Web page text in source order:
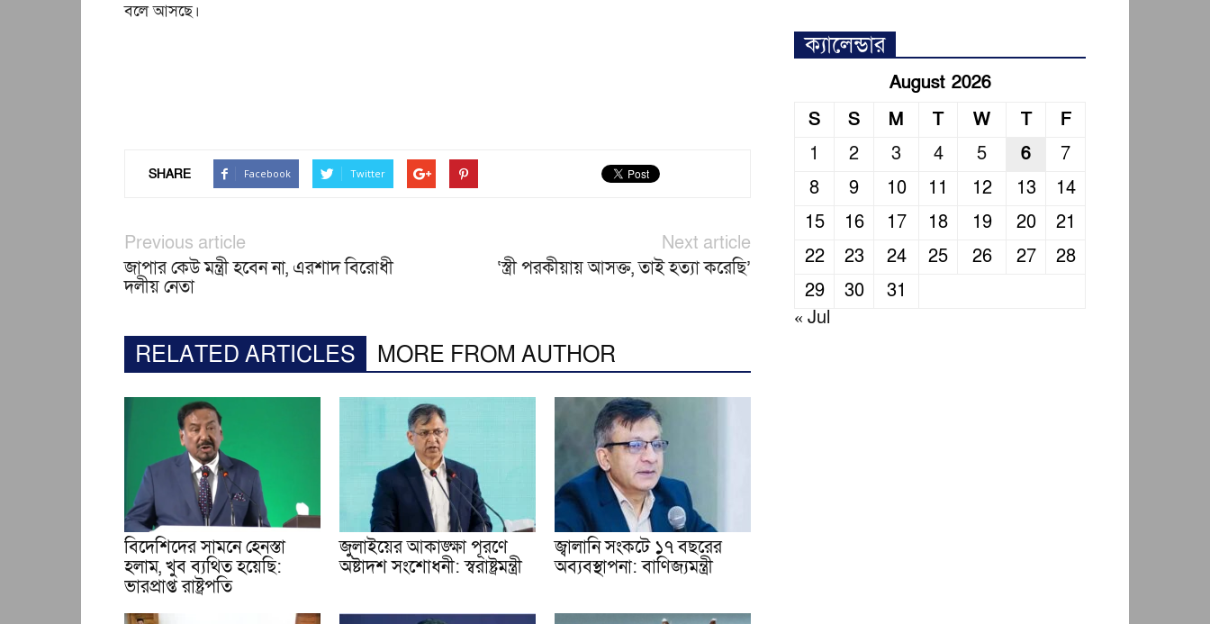
বলে আসছে।
SHARE Facebook Twitter
Previous article
জাপার কেউ মন্ত্রী হবেন না, এরশাদ বিরোধী
দলীয় নেতা
Next article
‘স্ত্রী পরকীয়ায় আসক্ত, তাই হত্যা করেছি’
RELATED ARTICLES MORE FROM AUTHOR
বিদেশিদের সামনে হেনস্তা
হলাম, খুব ব্যথিত হয়েছি:
ভারপ্রাপ্ত রাষ্ট্রপতি
জুলাইয়ের আকাঙ্ক্ষা পূরণে
অষ্টাদশ সংশোধনী: স্বরাষ্ট্রমন্ত্রী
জ্বালানি সংকটে ১৭ বছরের
অব্যবস্থাপনা: বাণিজ্যমন্ত্রী
ক্যালেন্ডার
August 2026
S
S M T W T
F
1
2 3 4 5 6
7
8
9 10 11 12 13
14
15
16 17 18 19 20
21
22
23 24 25 26 27
28
29
30
31
« Jul